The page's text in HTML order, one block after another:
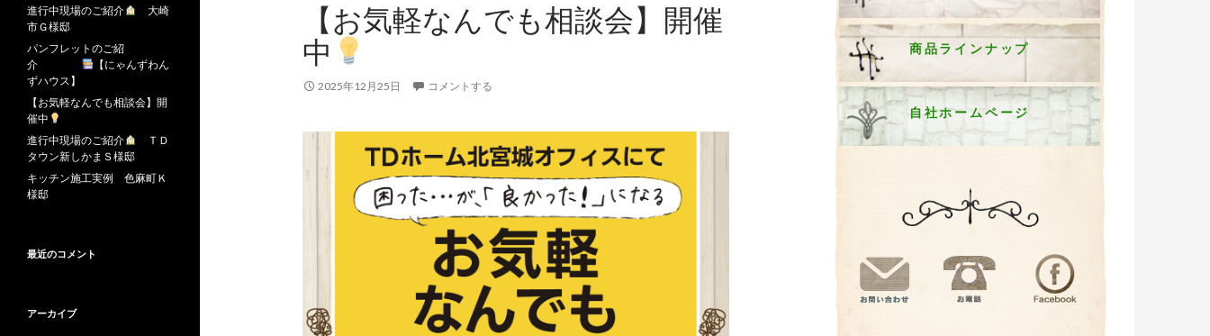
【お気軽なんでも相談会】開催
中
2025年12月25日 コメントする
商品ラインナップ
自社ホームページ
進行中現場のご紹介
大崎
市Ｇ様邸
パンフレットのご紹
介
【にゃんずわん
ずハウス】
【お気軽なんでも相談会】開
催中
進行中現場のご紹介
ＴＤ
タウン新しかまＳ様邸
キッチン施工実例 色麻町Ｋ
様邸
最近のコメント
アーカイブ